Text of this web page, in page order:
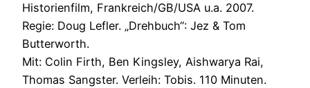
Historienfilm, Frankreich/GB/USA u.a. 2007.
Regie: Doug Lefler. „Drehbuch“: Jez & Tom
Butterworth.
Mit: Colin Firth, Ben Kingsley, Aishwarya Rai,
Thomas Sangster. Verleih: Tobis. 110 Minuten.